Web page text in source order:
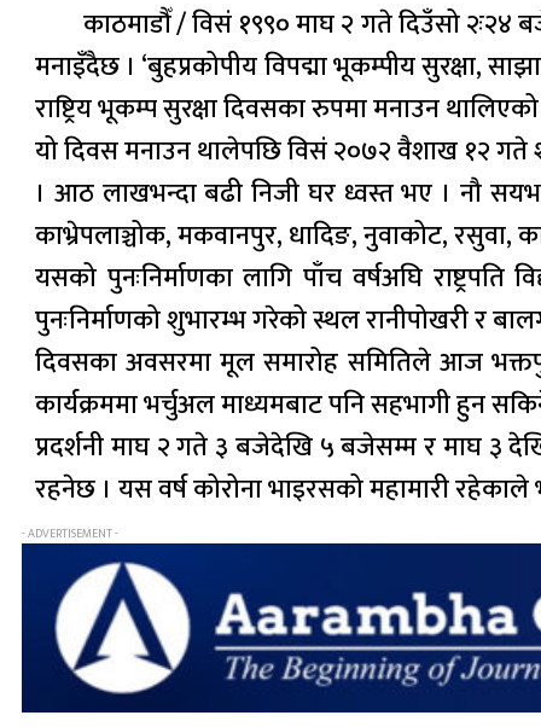
काठमाडौँ / विसं १९९० माघ २ गते दिउँसो २ः२४
मनाइँदैछ । ‘बुहप्रकोपीय विपद्मा भूकम्पीय सुरक्षा,
राष्ट्रिय भूकम्प सुरक्षा दिवसका रुपमा मनाउन
यो दिवस मनाउन थालेपछि विसं २०७२ वैशाख १२ गते
। आठ लाखभन्दा बढी निजी घर ध्वस्त भए । नौ
काभ्रेपलाञ्चोक, मकवानपुर, धादिङ, नुवाकोट, रसुवा,
यसको पुनःनिर्माणका लागि पाँच वर्षअघि राष्ट्रपति
पुनःनिर्माणको शुभारम्भ गरेको स्थल रानीपोखरी र
दिवसका अवसरमा मूल समारोह समितिले आज
कार्यक्रममा भर्चुअल माध्यमबाट पनि सहभागी हुन
प्रदर्शनी माघ २ गते ३ बजेदेखि ५ बजेसम्म र माघ ३
रहनेछ । यस वर्ष कोरोना भाइरसको महामारी
- ADVERTISEMENT -